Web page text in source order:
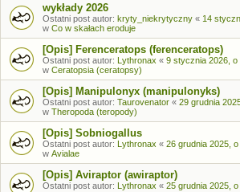
wykłady 2026
Ostatni post autor: kryty_niekrytyczny « 14
w Co w skałach eroduje
[Opis] Ferenceratops (ferenceratops)
Ostatni post autor: Lythronax « 9 stycznia 2026, o
w Ceratopsia (ceratopsy)
[Opis] Manipulonyx (manipulonyks)
Ostatni post autor: Taurovenator « 29 grudnia
w Theropoda (teropody)
[Opis] Sobniogallus
Ostatni post autor: Lythronax « 26 grudnia 2025, o
w Avialae
[Opis] Aviraptor (awiraptor)
Ostatni post autor: Lythronax « 25 grudnia 2025,